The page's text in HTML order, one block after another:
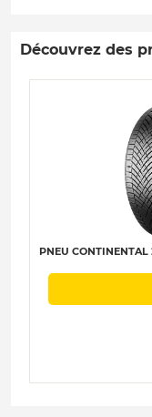
Découvrez des
PNEU CONTINENTAL